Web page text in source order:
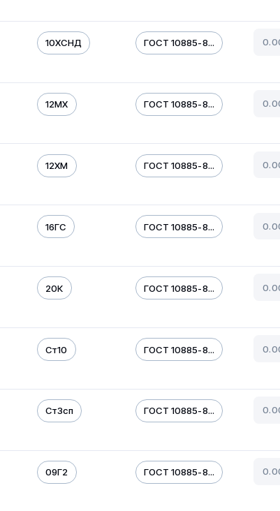
10ХСНД ГОСТ 10885-8...
12МХ ГОСТ 10885-8...
12ХМ ГОСТ 10885-8...
16ГС ГОСТ 10885-8...
20К ГОСТ 10885-8...
Ст10 ГОСТ 10885-8...
Ст3сп ГОСТ 10885-8...
09Г2 ГОСТ 10885-8...